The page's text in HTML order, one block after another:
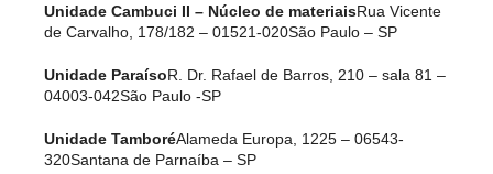
Unidade Cambuci II – Núcleo de materiaisRua Vicente
de Carvalho, 178/182 – 01521-020São Paulo – SP
Unidade ParaísoR. Dr. Rafael de Barros, 210 – sala 81 –
04003-042São Paulo -SP
Unidade TamboréAlameda Europa, 1225 – 06543-
320Santana de Parnaíba – SP